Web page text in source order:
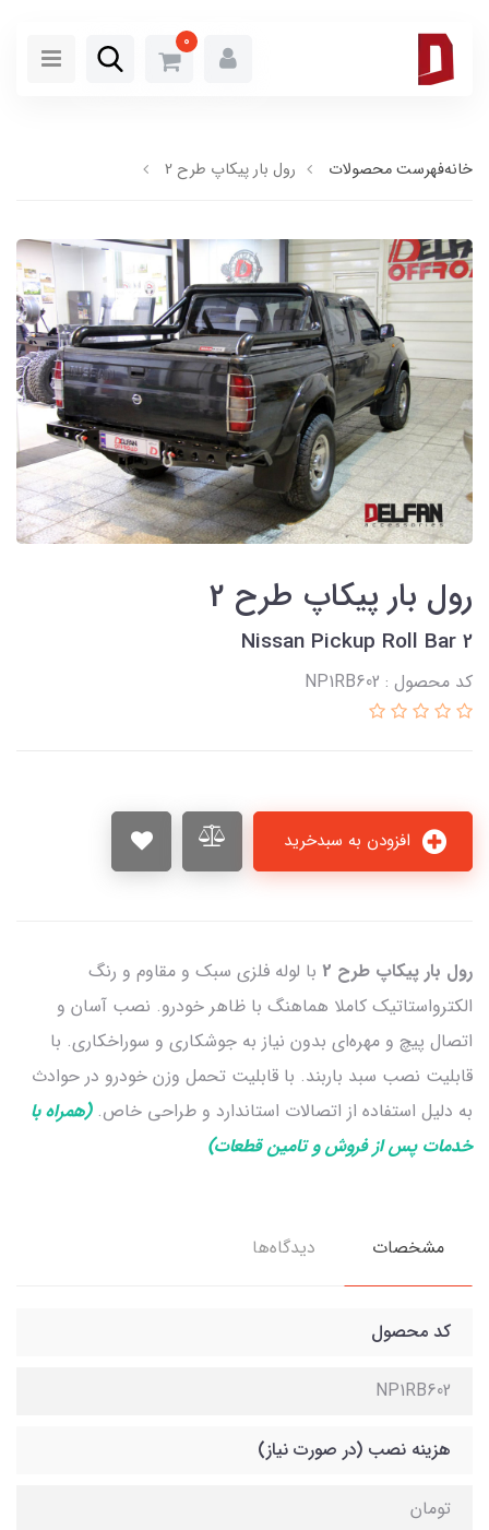
0
خانهفهرست محصولات رول بار پیکاپ طرح 2
رول بار پیکاپ طرح 2
Nissan Pickup Roll Bar 2
کد محصول : NP1RB602
رول بار پیکاپ طرح 2
با لوله‌ فلزی سبک و مقاوم و رنگ
الکترواستاتیک کاملا هماهنگ با ظاهر خودرو. نصب آسان و
اتصال پیچ و مهره‌ای بدون نیاز به جوشکاری و سوراخکاری. با
قابلیت نصب سبد باربند. با قابلیت تحمل وزن خودرو در حوادث
به دلیل استفاده از اتصالات استاندارد و طراحی خاص.(همراه با
خدمات پس از فروش و تامین قطعات)
مشخصات دیدگاه‌ها
کد محصول
NP1RB602
هزینه نصب (در صورت نیاز)
تومان